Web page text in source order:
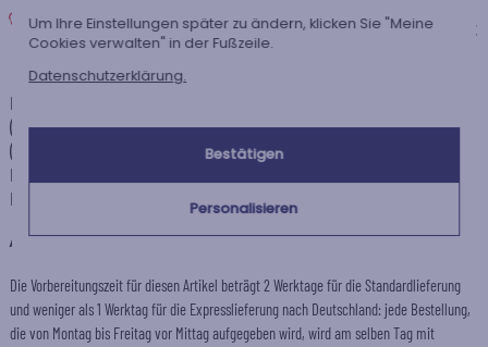
Voraussichtliches Lieferdatum
Dienstag 11 August 2026
14,95 €
Die Versandkosten und Lieferzeiten können je nach Ihrem Wohnort
(abgelegene oder entlegene Gebiete) und dem Gewicht des Pakets
(Anzahl der bestellten Artikel) variieren. Über die genauen Kosten und
Lieferzeiten für jede Versandart informieren wir Sie, nachdem Sie Ihre
Lieferadresse angegeben haben.
Andere Länder +
Die Vorbereitungszeit für diesen Artikel beträgt 2 Werktage für die Standardlieferung
und weniger als 1 Werktag für die Expresslieferung nach Deutschland: jede Bestellung,
die von Montag bis Freitag vor Mittag aufgegeben wird, wird am selben Tag mit
Um Ihre Einstellungen später zu ändern, klicken Sie "Meine
Cookies verwalten" in der Fußzeile.
Datenschutzerklärung.
Bestätigen
Personalisieren